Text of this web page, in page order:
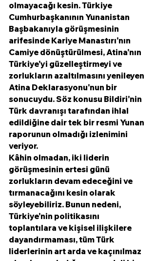
olmayacağı kesin. Türkiye
Cumhurbaşkanının Yunanistan
Başbakanıyla görüşmesinin
arifesinde Kariye Manastırı'nın
Camiye dönüştürülmesi, Atina'nın
Türkiye'yi güzelleştirmeyi ve
zorlukların azaltılmasını yenileyen
Atina Deklarasyonu'nun bir
sonucuydu. Söz konusu Bildiri'nin
Türk davranışı tarafından ihlal
edildiğine dair tek bir resmi Yunan
raporunun olmadığı izlenimini
veriyor.
Kâhin olmadan, iki liderin
görüşmesinin ertesi günü
zorlukların devam edeceğini ve
tırmanacağını kesin olarak
söyleyebiliriz. Bunun nedeni,
Türkiye'nin politikasını
toplantılara ve kişisel ilişkilere
dayandırmaması, tüm Türk
liderlerinin art arda ve kaçınılmaz